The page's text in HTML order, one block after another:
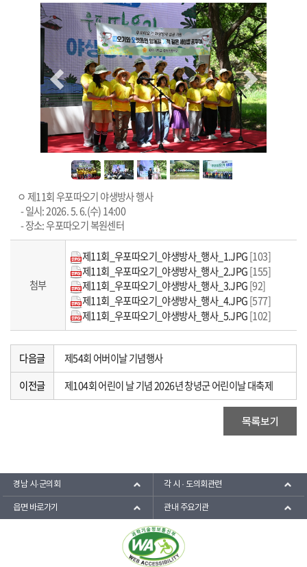
ㅇ 제11회 우포따오기 야생방사 행사
- 일시: 2026. 5. 6.(수) 14:00
- 장소: 우포따오기 복원센터
첨부
제11회_우포따오기_야생방사_행사_1.JPG[103]
제11회_우포따오기_야생방사_행사_2.JPG[155]
제11회_우포따오기_야생방사_행사_3.JPG[92]
제11회_우포따오기_야생방사_행사_4.JPG[577]
제11회_우포따오기_야생방사_행사_5.JPG[102]
다음글
제54회 어버이날 기념행사
이전글
제104회 어린이 날 기념 2026년 창녕군 어린이날 대축제
경남 시·군의회 각 시 · 도의회관련
읍면 바로가기 관내 주요기관